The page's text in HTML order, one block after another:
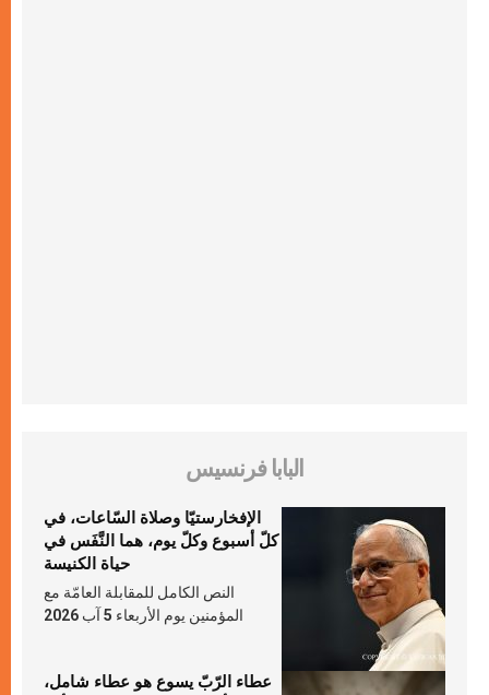
البابا فرنسيس
الإفخارستيّا وصلاة السّاعات، في
كلّ أسبوع وكلّ يوم، هما النَّفَس في
حياة الكنيسة
النص الكامل للمقابلة العامّة مع
المؤمنين يوم الأربعاء 5 آب 2026
عطاء الرّبّ يسوع هو عطاء شامل،